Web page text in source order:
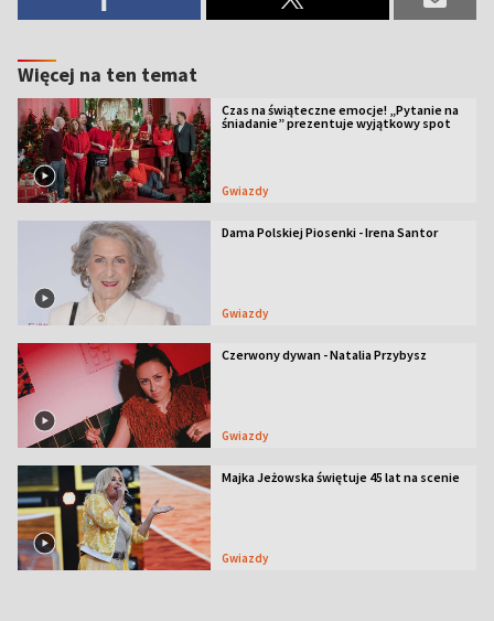
Więcej na ten temat
Czas na świąteczne emocje! „Pytanie na
śniadanie” prezentuje wyjątkowy spot
Gwiazdy
Dama Polskiej Piosenki - Irena Santor
Gwiazdy
Czerwony dywan - Natalia Przybysz
Gwiazdy
Majka Jeżowska świętuje 45 lat na scenie
Gwiazdy